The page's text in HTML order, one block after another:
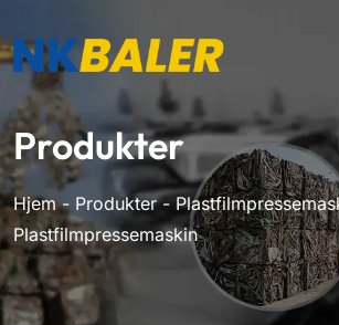
Produkter
Hjem- Produkter-
Plastfilmpressemaskin